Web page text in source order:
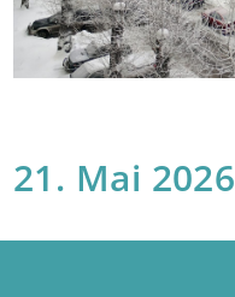
21. Mai 2026